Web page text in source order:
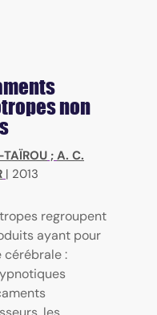
non
; A. C.
| 2013
regroupent
ayant pour
: